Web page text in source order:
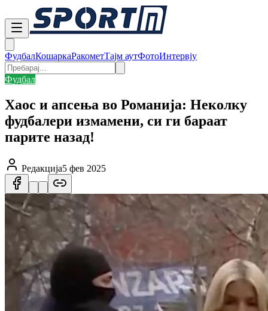
ФудбалКошаркаРакометТајм аутФотоИнтервју
Фудбал
Хаос и апсења во Романија: Неколку
фудбалери измамени, си ги бараат
парите назад!
Редакција5 фев 2025